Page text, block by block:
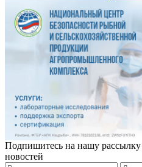
Подпишитесь на нашу рассылку
новостей